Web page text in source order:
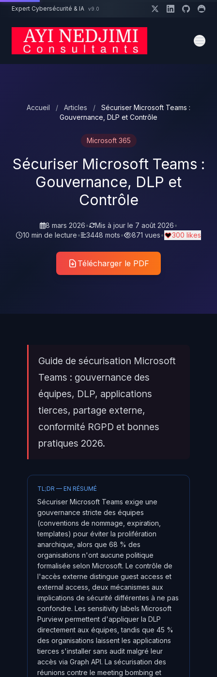
Aller au contenu principal
Expert Cybersécurité & IA v9.0
Accueil / Articles /
Sécuriser Microsoft Teams :
Gouvernance, DLP et Contrôle
Microsoft 365
Sécuriser Microsoft Teams :
Gouvernance, DLP et
Contrôle
8 mars 2026• Mis à jour le 7 août 2026•
10 min de lecture• 3448 mots• 871 vues• 300 likes
Télécharger le PDF
Guide de sécurisation Microsoft
Teams : gouvernance des
équipes, DLP, applications
tierces, partage externe,
conformité RGPD et bonnes
pratiques 2026.
TL;DR — EN RÉSUMÉ
Sécuriser Microsoft Teams exige une
gouvernance stricte des équipes
(conventions de nommage, expiration,
templates) pour éviter la prolifération
anarchique, alors que 68 % des
organisations n'ont aucune politique
formalisée selon Microsoft. Le contrôle de
l'accès externe distingue guest access et
external access, deux mécanismes aux
implications de sécurité différentes à ne pas
confondre. Les sensitivity labels Microsoft
Purview permettent d'appliquer la DLP
directement aux équipes, tandis que 45 %
des organisations laissent les applications
tierces s'installer sans audit malgré leur
accès via Graph API. La sécurisation des
réunions contre le meeting bombing et
Un projet cybersécurité ?